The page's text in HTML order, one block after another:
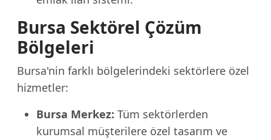
Bursa Sektörel Çözüm
Bölgeleri
Bursa'nin farklı bölgelerindeki sektörlere özel
hizmetler:
Bursa Merkez: Tüm sektörlerden
kurumsal müşterilere özel tasarım ve